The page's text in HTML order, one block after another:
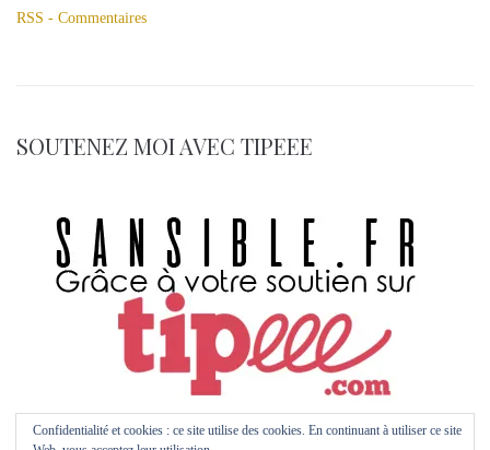
RSS - Commentaires
SOUTENEZ MOI AVEC TIPEEE
Confidentialité et cookies : ce site utilise des cookies. En continuant à utiliser ce site